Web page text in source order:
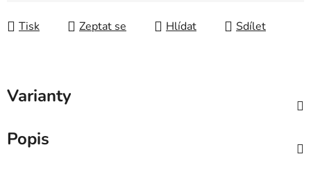
Tisk
Zeptat se Hlídat Sdílet
Varianty
Popis